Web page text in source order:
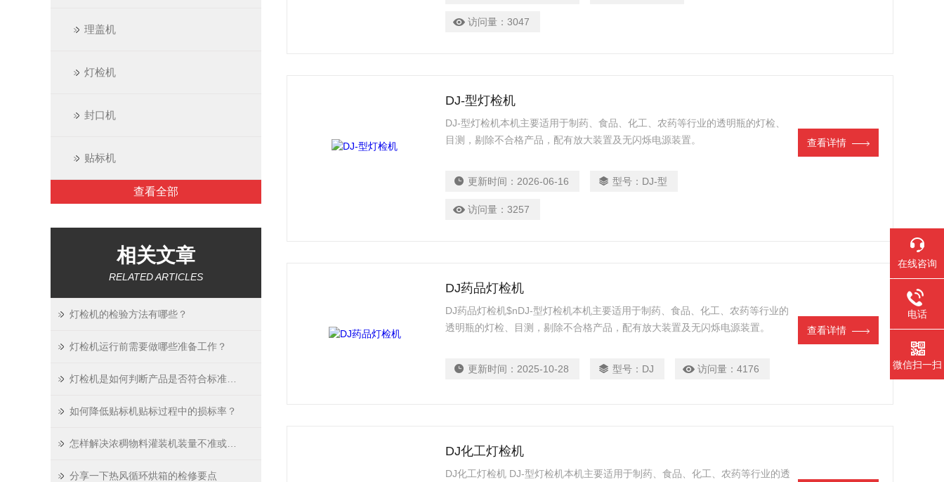
理盖机
灯检机
封口机
贴标机
查看全部
相关文章
RELATED ARTICLES
灯检机的检验方法有哪些？
灯检机运行前需要做哪些准备工作？
如何降低贴标机贴标过程中的损标率？
分享一下热风循环烘箱的检修要点
访问量：3047
DJ-型灯检机
DJ-型灯检机本机主要适用于制药、食品、化工、农药等行业的透明瓶的灯检、
目测，剔除不合格产品，配有放大装置及无闪烁电源装置。
更新时间： 2026-06-16 型号： DJ-型
访问量：3257
查看详情
DJ药品灯检机
DJ药品灯检机$nDJ-型灯检机本机主要适用于制药、食品、化工、农药等行业的
透明瓶的灯检、目测，剔除不合格产品，配有放大装置及无闪烁电源装置。
更新时间： 2025-10-28 型号： DJ 访问量：4176
查看详情
DJ化工灯检机
DJ化工灯检机 DJ-型灯检机本机主要适用于制药、食品、化工、农药等行业的透
在线咨询
电话
微信扫一扫